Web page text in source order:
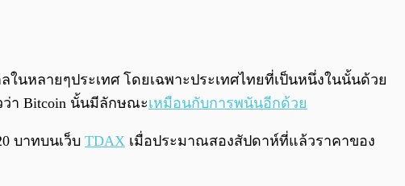
นหลายๆประเทศ โดยเฉพาะประเทศไทยที่เป็นหนึ่งในนั้นด้วย
า Bitcoin นั้นมีลักษณะเหมือนกับการพนันอีกด้วย
บาทบนเว็บ TDAX เมื่อประมาณสองสัปดาห์ที่แล้วราคาของ